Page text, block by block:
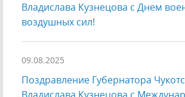
Владислава Кузнецова с Днем
воздушных сил!
09.08.2025
Поздравление Губернатора